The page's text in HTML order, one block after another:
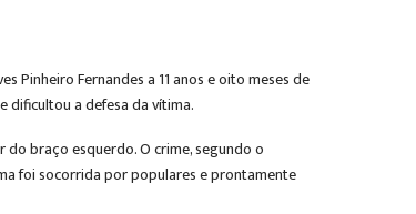
Pinheiro Fernandes a 11 anos e oito meses de
dificultou a defesa da vítima.
braço esquerdo. O crime, segundo o
foi socorrida por populares e prontamente